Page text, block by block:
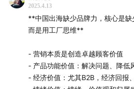
前互联网平台衣二三 CMO、北美
人、纽约 MK 传播经理、北美联
粉丝。
刀法致力于打造全球品牌的营销智
么点会产生较大扭转，这是不是能
下去，让更多优秀人成为品牌人的
2025.4.13
**中国出海缺少品牌力，核心是缺
而是用工厂思维**
- 营销本质是创造卓越顾客价值
- 产品功能价值：解决问题、降低
- 经济价值：尤其B2B，经济回报